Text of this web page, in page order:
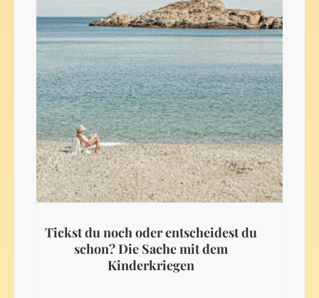
Tickst du noch oder entscheidest du
schon? Die Sache mit dem
Kinderkriegen